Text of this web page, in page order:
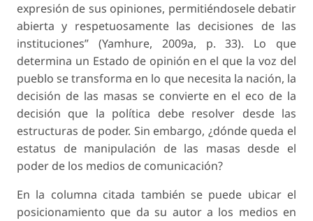
expresión de sus opiniones, permitiéndosele debatir
abierta y respetuosamente las decisiones de las
instituciones” (Yamhure, 2009a, p. 33). Lo que
determina un Estado de opinión en el que la voz del
pueblo se transforma en lo que necesita la nación, la
decisión de las masas se convierte en el eco de la
decisión que la política debe resolver desde las
estructuras de poder. Sin embargo, ¿dónde queda el
estatus de manipulación de las masas desde el
poder de los medios de comunicación?
En la columna citada también se puede ubicar el
posicionamiento que da su autor a los medios en